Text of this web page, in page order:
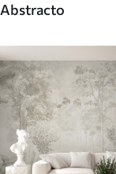
Abstracto